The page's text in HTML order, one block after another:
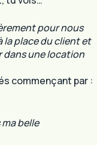
pour nous
la place du client et
dans une location
commençant par :
belle